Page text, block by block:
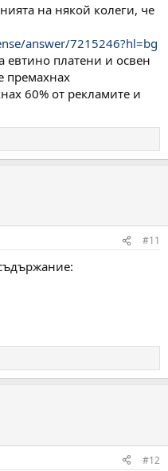
на някой колеги, че
answer/7215246?hl=bg
евтино платени и освен
премахнах
60% от рекламите и
#11
#12